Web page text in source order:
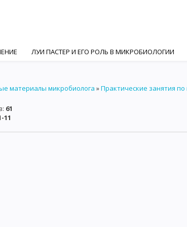
ЛУИ ПАСТЕР И ЕГО РОЛЬ В МИКРОБИОЛОГИИ
И КЛАССИФИКАЦИЯ МИКРООРГАНИЗМОВ
МЕТОДЫ
КОНТРАСТНАЯ МИКРОСКОПИЯ ЛЮМИНЕСЦЕНТНАЯ
материалы микробиолога »Практические занятия
: 61
11